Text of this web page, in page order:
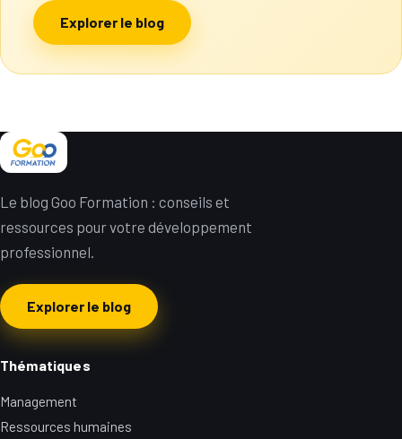
Explorer le blog
Le blog Goo Formation : conseils et
ressources pour votre développement
professionnel.
Explorer le blog
Thématiques
Management
Ressources humaines